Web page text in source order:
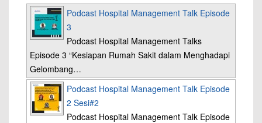
Podcast Hospital Management Talk Episode
3
Podcast Hospital Management Talks
Episode 3 “Kesiapan Rumah Sakit dalam Menghadapi
Gelombang…
Podcast Hospital Management Talk Episode
2 Sesi#2
Podcast Hospital Management Talk Episode